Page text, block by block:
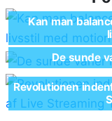
Kan man
De sunde
Revolutionen